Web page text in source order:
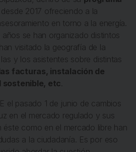
desde 2017 ofreciendo a la
en torno a la energía.
se han organizado distintos
visitado la geografía de la
y los asistentes sobre distintas
facturas, instalación de
sostenible, etc
el pasado 1 de junio de cambios
en el mercado regulado y sus
como en el mercado libre han
a la ciudadanía. Es por eso